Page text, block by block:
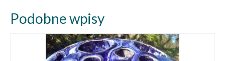
Podobne wpisy